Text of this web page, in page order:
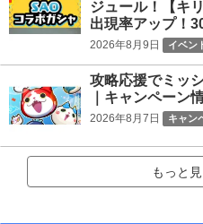
ジュール！【キ
出現率アップ！
2026年8月9日 イベン
攻略応援でミッ
｜キャンペーン
2026年8月7日 キャン
もっと